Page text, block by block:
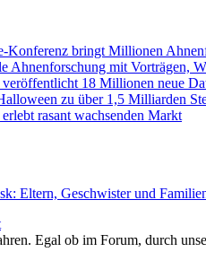
Konferenz bringt Millionen
Ahnenforschung mit Vorträgen,
18 Millionen neue
zu über 1,5 Milliarden
rasant wachsenden Markt
Eltern, Geschwister und
Egal ob im Forum, durch